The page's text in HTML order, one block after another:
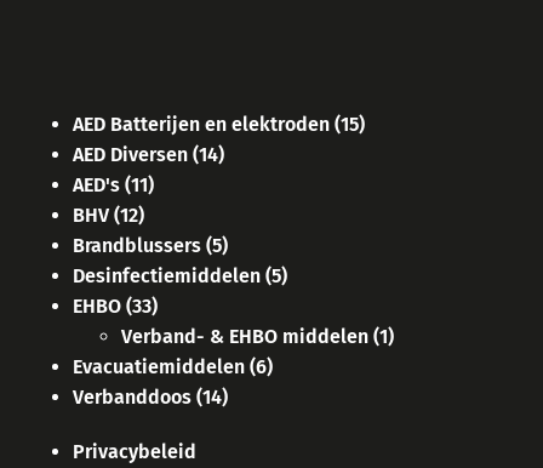
AED Batterijen en elektroden (15)
AED Diversen (14)
AED's (11)
BHV (12)
Brandblussers (5)
Desinfectiemiddelen (5)
EHBO (33)
Verband- & EHBO middelen (1)
Evacuatiemiddelen (6)
Verbanddoos (14)
Privacybeleid